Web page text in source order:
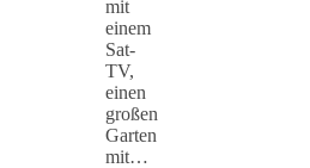
mit
einem
Sat-
TV,
einen
großen
Garten
mit…